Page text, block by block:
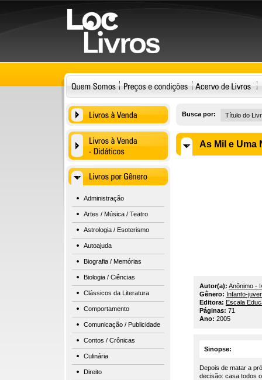
Administração
Artes / Música / Teatro
Astrologia / Esoterismo
Autoajuda
Biografia / Memórias
Biologia / Ciências
Clássicos da Literatura
Comportamento
Comunicação / Publicidade
Contos / Crônicas
Culinária
Direito
Busca por:
As Mil e Uma
Autor(a): Anônimo -
Gênero: Infanto-
Editora: Escala
Páginas: 71
Ano: 2005
Sinopse:
Depois de matar a
decisão: casa todos